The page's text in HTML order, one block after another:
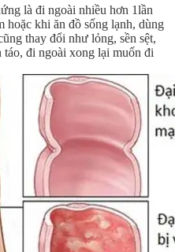
là đi ngoài nhiều hơn 1lần
hoặc khi ăn đồ sống lạnh, dùng
thay đổi như lỏng, sền sệt,
đi ngoài xong lại muốn đi